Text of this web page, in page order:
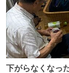
下がらなくなった高